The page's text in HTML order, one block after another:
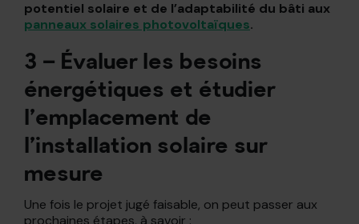
potentiel solaire et de l’adaptabilité du bâti aux
panneaux solaires photovoltaïques.
3 – Évaluer les besoins
énergétiques et étudier
l’emplacement de
l’installation solaire sur
mesure
Une fois le projet jugé faisable, on peut passer aux
prochaines étapes, à savoir :